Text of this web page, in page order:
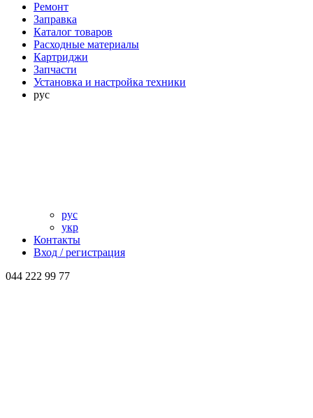
Ремонт
Заправка
Каталог товаров
Расходные материалы
Картриджи
Запчасти
Установка и настройка техники
рус
рус
укр
Контакты
Вход / регистрация
044 222 99 77